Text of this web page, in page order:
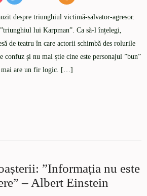
despre triunghiul victimă-salvator-agresor.
lui Karpman”. Ca să-l înțelegi,
de teatru în care actorii schimbă des rolurile
confuz și nu mai știe cine este personajul ”bun”
mai are un fir logic. […]
”Informația nu este
– Albert Einstein